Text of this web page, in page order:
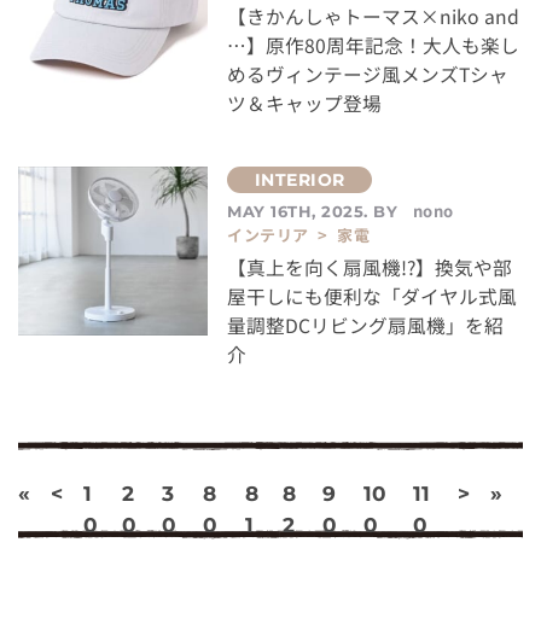
【きかんしゃトーマス×niko and
…】原作80周年記念！大人も楽し
めるヴィンテージ風メンズTシャ
ツ＆キャップ登場
MAY 16TH, 2025. BY
nono
インテリア > 家電
【真上を向く扇風機!?】換気や部
屋干しにも便利な「ダイヤル式風
量調整DCリビング扇風機」を紹
介
« <
1
0
2
0
3
0
8
0
8
1
8
2
9
0
10
0
11
0
> »